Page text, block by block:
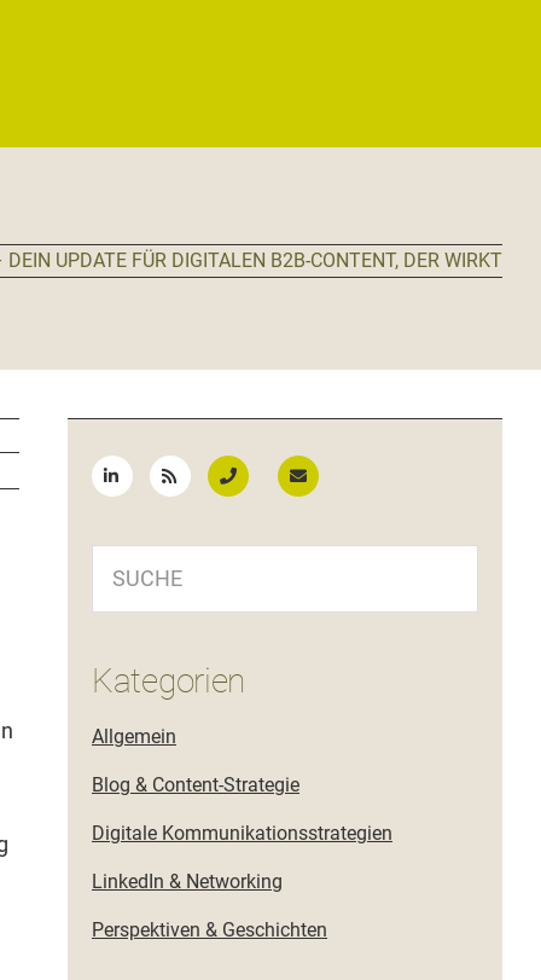
UPDATE FÜR DIGITALEN B2B-CONTENT, DER WIRKT
Kategorien
Allgemein
Blog & Content-Strategie
Digitale Kommunikationsstrategien
LinkedIn & Networking
Perspektiven & Geschichten